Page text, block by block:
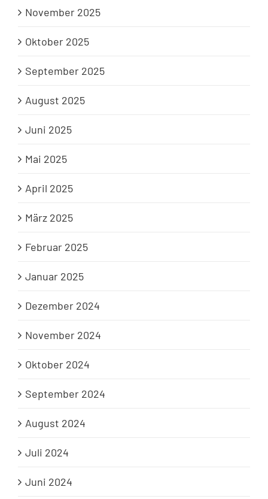
November 2025
Oktober 2025
September 2025
August 2025
Juni 2025
Mai 2025
April 2025
März 2025
Februar 2025
Januar 2025
Dezember 2024
November 2024
Oktober 2024
September 2024
August 2024
Juli 2024
Juni 2024